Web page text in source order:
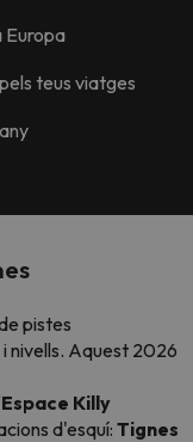
Europa
teus viatges
pistes
nivells. Aquest 2026
Killy
d'esquí: Tignes